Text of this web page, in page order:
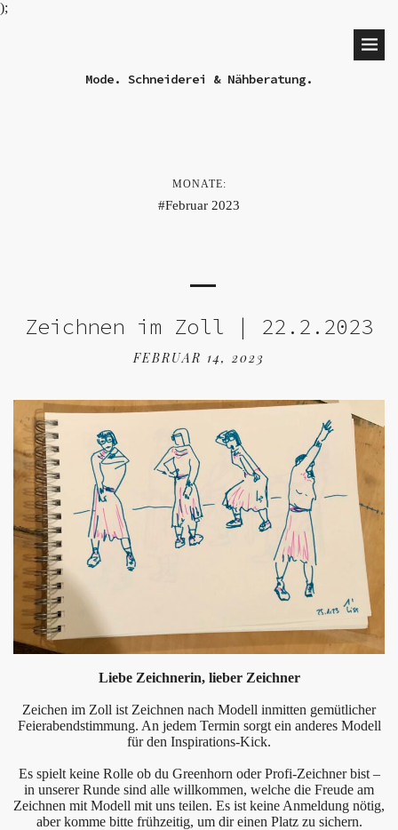
);
Mode. Schneiderei & Nähberatung.
MONATE:
Februar 2023
Zeichnen im Zoll | 22.2.2023
FEBRUAR 14, 2023
Liebe Zeichnerin, lieber Zeichner
Zeichen im Zoll ist Zeichnen nach Modell inmitten gemütlicher
Feierabendstimmung. An jedem Termin sorgt ein anderes Modell
für den Inspirations-Kick.
Es spielt keine Rolle ob du Greenhorn oder Profi-Zeichner bist –
in unserer Runde sind alle willkommen, welche die Freude am
Zeichnen mit Modell mit uns teilen. Es ist keine Anmeldung nötig,
aber komme bitte frühzeitig, um dir einen Platz zu sichern.